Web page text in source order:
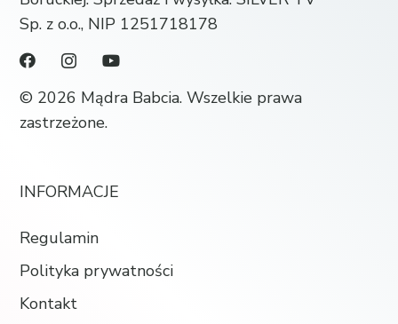
Sp. z o.o., NIP 1251718178
© 2026 Mądra Babcia. Wszelkie prawa
zastrzeżone.
INFORMACJE
Regulamin
Polityka prywatności
Kontakt